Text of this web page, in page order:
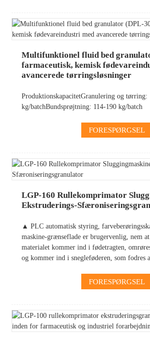
Multifunktionel fluid bed
farmaceutisk, kemisk
avancerede tørringsløsninger
ProduktionskapacitetGranulering og tørring:
kg/batchBundsprøjtning: 114-190 kg/batch
FORESPØRGSEL
LGP-160 Rullekomprimator
Ekstruderings-
▲ PLC automatisk styring,
maskine-grænseflade er brugervenlig, nem
materialet kommer ind i fødetragten,
og kommer ind i snegleføderen, som fodres
FORESPØRGSEL